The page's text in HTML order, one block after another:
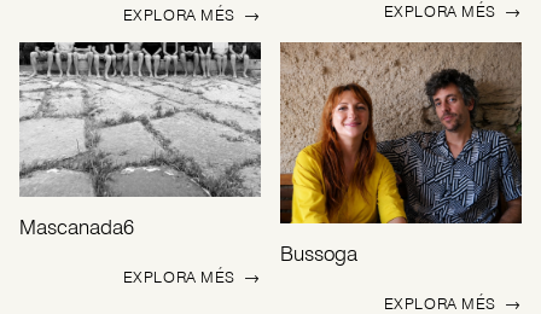
EXPLORA MÉS → EXPLORA MÉS →
Mascanada6
EXPLORA MÉS →
Bussoga
EXPLORA MÉS →